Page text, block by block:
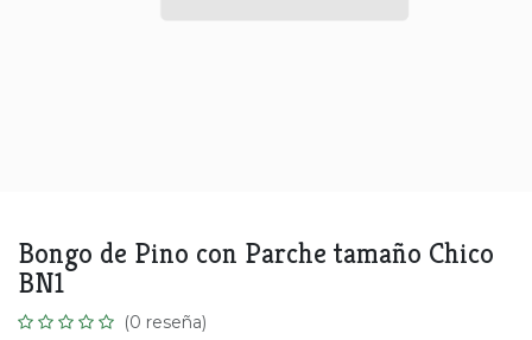
Bongo de Pino con Parche tamaño Chico
BN1
(0 reseña)